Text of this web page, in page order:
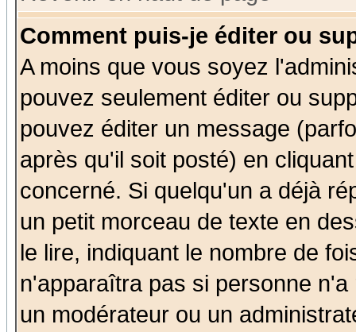
Comment puis-je éditer ou
A moins que vous soyez
pouvez seulement éditer ou
pouvez éditer un message
après qu'il soit posté) en
concerné. Si quelqu'un a déjà
un petit morceau de texte en
le lire, indiquant le nombre de
n'apparaîtra pas si personne
un modérateur ou un